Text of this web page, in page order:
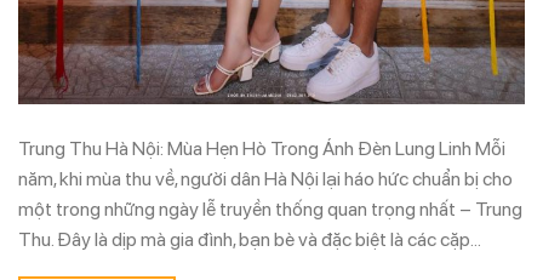
Trung Thu Hà Nội: Mùa Hẹn Hò Trong Ánh Đèn Lung Linh Mỗi
năm, khi mùa thu về, người dân Hà Nội lại háo hức chuẩn bị cho
một trong những ngày lễ truyền thống quan trọng nhất – Trung
Thu. Đây là dịp mà gia đình, bạn bè và đặc biệt là các cặp…